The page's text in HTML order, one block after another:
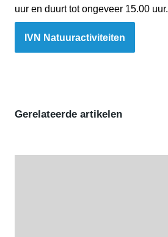
uur en duurt tot ongeveer 15.00 uur.
IVN Natuuractiviteiten
Gerelateerde artikelen